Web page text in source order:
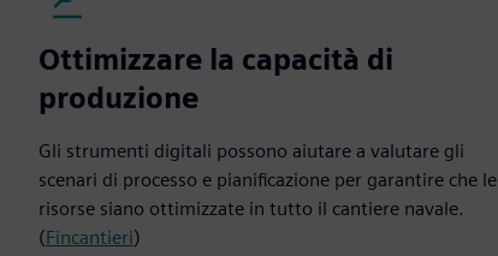
Ottimizzare la capacità di
produzione
Gli strumenti digitali possono aiutare a valutare gli
scenari di processo e pianificazione per garantire che le
risorse siano ottimizzate in tutto il cantiere navale.
(Fincantieri)